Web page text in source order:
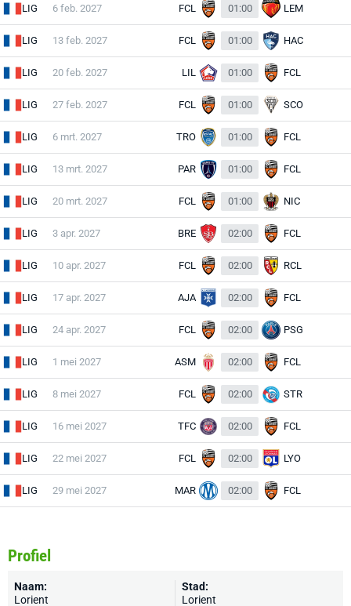
LIG 6 feb. 2027 FCL 01:00 LEM
LIG 13 feb. 2027 FCL 01:00 HAC
LIG 20 feb. 2027 LIL 01:00 FCL
LIG 27 feb. 2027 FCL 01:00 SCO
LIG 6 mrt. 2027 TRO 01:00 FCL
LIG 13 mrt. 2027 PAR 01:00 FCL
LIG 20 mrt. 2027 FCL 01:00 NIC
LIG 3 apr. 2027 BRE 02:00 FCL
LIG 10 apr. 2027 FCL 02:00 RCL
LIG 17 apr. 2027 AJA 02:00 FCL
LIG 24 apr. 2027 FCL 02:00 PSG
LIG 1 mei 2027 ASM 02:00 FCL
LIG 8 mei 2027 FCL 02:00 STR
LIG 16 mei 2027 TFC 02:00 FCL
LIG 22 mei 2027 FCL 02:00 LYO
LIG 29 mei 2027 MAR 02:00 FCL
Profiel
Naam:
Lorient
Stad:
Lorient